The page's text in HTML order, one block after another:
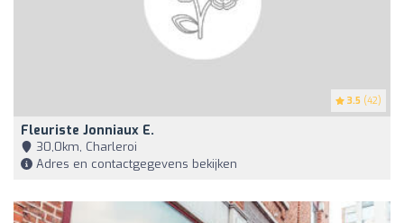
3.5 (42)
Fleuriste Jonniaux E.
30,0km, Charleroi
Adres en contactgegevens bekijken